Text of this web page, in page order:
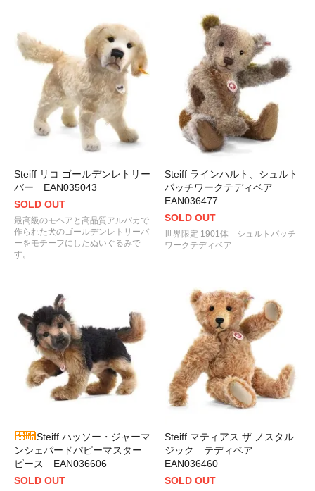
Steiff リコ ゴールデンレトリー
バー EAN035043
SOLD OUT
最高級のモヘアと高品質アルパカで
作られた犬のゴールデンレトリーバ
ーをモチーフにしたぬいぐるみで
す。
Steiff ラインハルト、シュルト
パッチワークテディベア
EAN036477
SOLD OUT
世界限定 1901体 シュルトパッチ
ワークテディベア
Steiff ハッソー・ジャーマ
ンシェパードパピーマスター
ピース EAN036606
SOLD OUT
Steiff マティアス ザ ノスタル
ジック テディベア
EAN036460
SOLD OUT